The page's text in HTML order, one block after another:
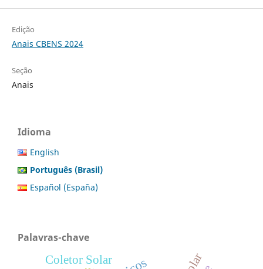
Edição
Anais CBENS 2024
Seção
Anais
Idioma
English
Português (Brasil)
Español (España)
Palavras-chave
Coletor Solar